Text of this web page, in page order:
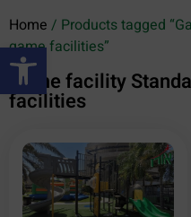
Open toolbar
Home / Products tagged
game facilities”
Game facility
facilities